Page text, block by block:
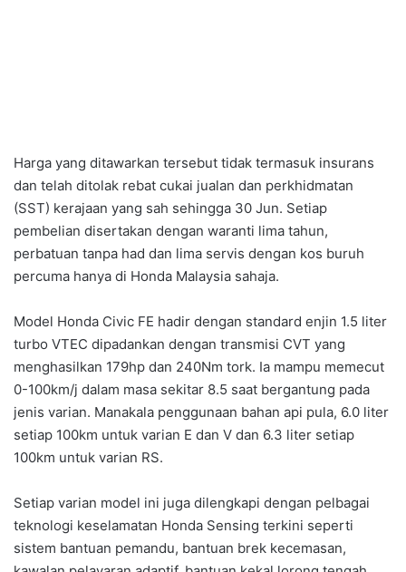
Harga yang ditawarkan tersebut tidak termasuk insurans
dan telah ditolak rebat cukai jualan dan perkhidmatan
(SST) kerajaan yang sah sehingga 30 Jun. Setiap
pembelian disertakan dengan waranti lima tahun,
perbatuan tanpa had dan lima servis dengan kos buruh
percuma hanya di Honda Malaysia sahaja.
Model Honda Civic FE hadir dengan standard enjin 1.5 liter
turbo VTEC dipadankan dengan transmisi CVT yang
menghasilkan 179hp dan 240Nm tork. Ia mampu memecut
0-100km/j dalam masa sekitar 8.5 saat bergantung pada
jenis varian. Manakala penggunaan bahan api pula, 6.0 liter
setiap 100km untuk varian E dan V dan 6.3 liter setiap
100km untuk varian RS.
Setiap varian model ini juga dilengkapi dengan pelbagai
teknologi keselamatan Honda Sensing terkini seperti
sistem bantuan pemandu, bantuan brek kecemasan,